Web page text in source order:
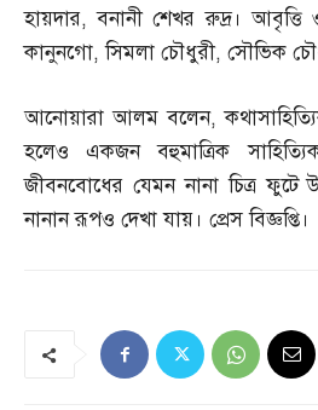
হায়দার,বনানী শেখর রুদ্র।
কানুনগো,সিমলা চৌধুরী, সৌভিক
আনোয়ারা আলম বলেন,
হলেও একজন বহুমাত্রিক
জীবনবোধের যেমন নানা চিত্র ফুটে
নানান রূপও দেখা যায়। প্রেস বিজ্ঞপ্তি।